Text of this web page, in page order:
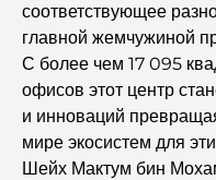
Лучший ифтар в
незабываемого
Кафе в районе
кофе и общения.
Рестораны Дубая,
соответствующее
главной жемчужиной
С более чем 17 095
офисов этот центр
и инноваций
мире экосистем для
Шейх Мактум бин